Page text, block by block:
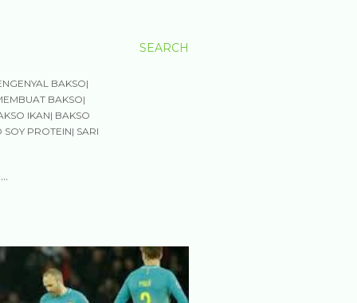
SEARCH
BAKSO|
BAKSO|
IKAN| BAKSO
PROTEIN| SARI